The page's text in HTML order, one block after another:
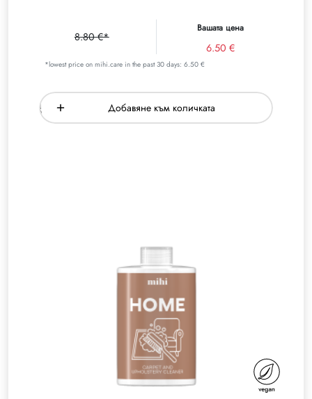
8.80 €*
Вашата цена
6.50 €
*lowest price on mihi.care in the past 30 days: 6.50 €
Добавяне към количката